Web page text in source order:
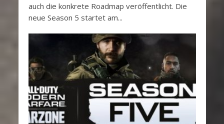
auch die konkrete Roadmap veröffentlicht. Die
neue Season 5 startet am...